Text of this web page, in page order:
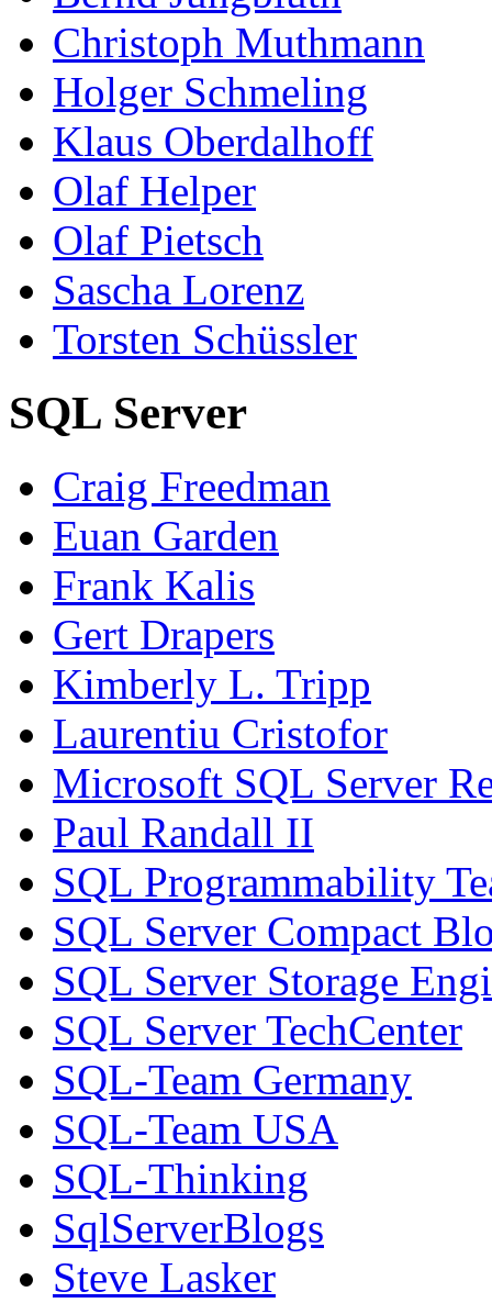
Christoph Muthmann
Holger Schmeling
Klaus Oberdalhoff
Olaf Helper
Olaf Pietsch
Sascha Lorenz
Torsten Schüssler
SQL Server
Craig Freedman
Euan Garden
Frank Kalis
Gert Drapers
Kimberly L. Tripp
Laurentiu Cristofor
Microsoft SQL Server
Paul Randall II
SQL Programmability
SQL Server Compact
SQL Server Storage
SQL Server TechCenter
SQL-Team Germany
SQL-Team USA
SQL-Thinking
SqlServerBlogs
Steve Lasker